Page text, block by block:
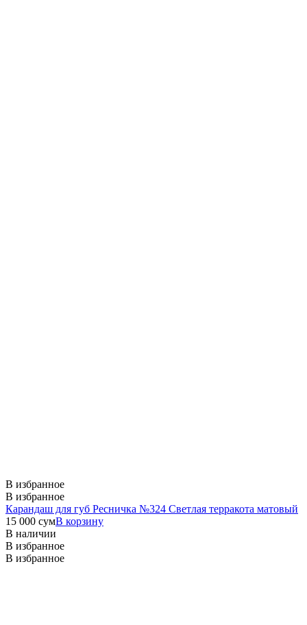
В избранное
В избранное
Карандаш для губ Ресничка №324 Светлая терракота матовый
15 000 сумВ корзину
В наличии
В избранное
В избранное